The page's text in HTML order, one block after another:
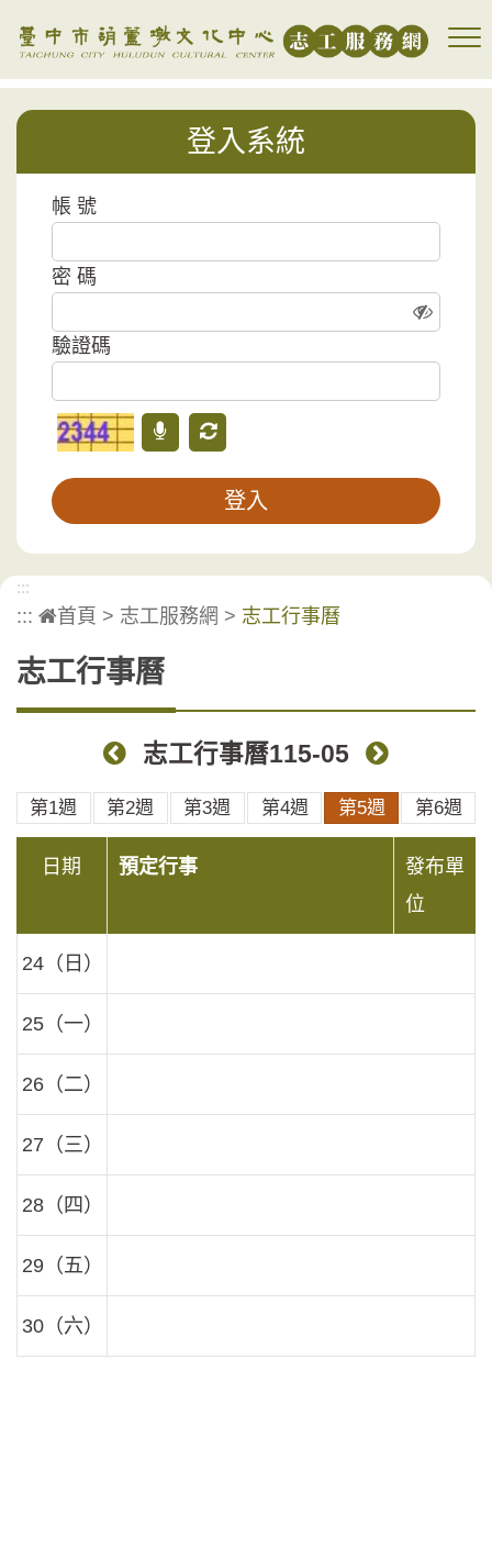
登入系統
帳 號
密 碼
驗證碼
驗證碼 語音驗證碼
更新驗證碼
:::
::: 首頁 > 志工服務網 > 志工行事曆
志工行事曆
上個月
志工行事曆115-05 下個月
第1週 第2週 第3週 第4週 第5週 第6週
日期 預定行事
發布單
位
24（日）
25（一）
26（二）
27（三）
28（四）
29（五）
30（六）